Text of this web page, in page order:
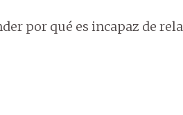
por qué es incapaz de